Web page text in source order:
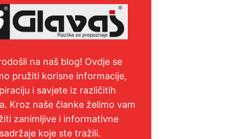
na naš blog! Ovdje se
pružiti korisne informacije,
i savjete iz različitih
Kroz naše članke želimo vam
zanimljive i informativne
sadržaje koje ste tražili.